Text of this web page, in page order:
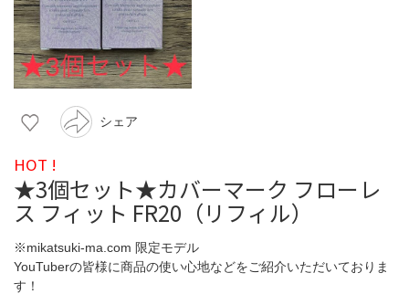
シェア
HOT !
★3個セット★カバーマーク フローレ
ス フィット FR20（リフィル）
※mikatsuki-ma.com 限定モデル
YouTuberの皆様に商品の使い心地などをご紹介いただいておりま
す！